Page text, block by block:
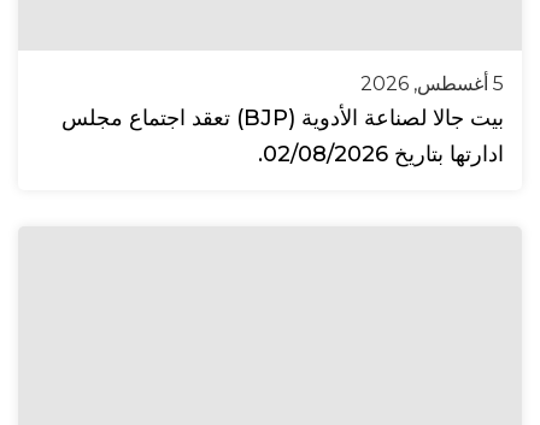
5 أغسطس, 2026
بيت جالا لصناعة الأدوية (BJP) تعقد اجتماع مجلس
ادارتها بتاريخ 02/08/2026.